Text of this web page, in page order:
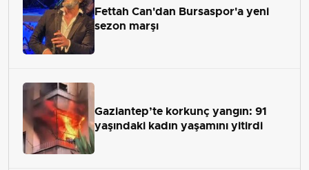
Fettah Can'dan Bursaspor'a yeni
sezon marşı
Gaziantep’te korkunç yangın: 91
yaşındaki kadın yaşamını yitirdi